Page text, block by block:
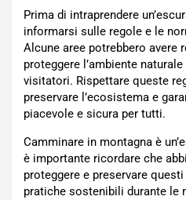
Prima di intraprendere
informarsi sulle regole e le
Alcune aree potrebbero avere
proteggere l’ambiente
visitatori. Rispettare queste
preservare l’ecosistema e
piacevole e sicura per tutti.
Camminare in montagna è
è importante ricordare che
proteggere e preservare
pratiche sostenibili durante le